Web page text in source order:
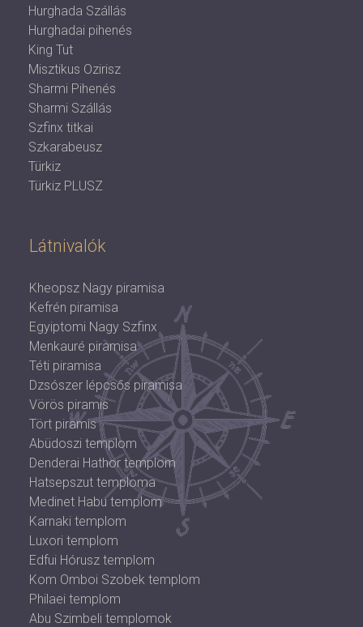
Hurghada Szállás
Hurghadai pihenés
King Tut
Misztikus Ozirisz
Sharmi Pihenés
Sharmi Szállás
Szfinx titkai
Szkarabeusz
Türkiz
Türkiz PLUSZ
Látnivalók
Kheopsz Nagy piramisa
Kefrén piramisa
Egyiptomi Nagy Szfinx
Menkauré piramisa
Téti piramisa
Dzsószer lépcsős piramisa
Vörös piramis
Tört piramis
Abüdoszi templom
Denderai Hathor templom
Hatsepszut temploma
Medinet Habu templom
Karnaki templom
Luxori templom
Edfui Hórusz templom
Kom Omboi Szobek templom
Philaei templom
Abu Szimbeli templomok